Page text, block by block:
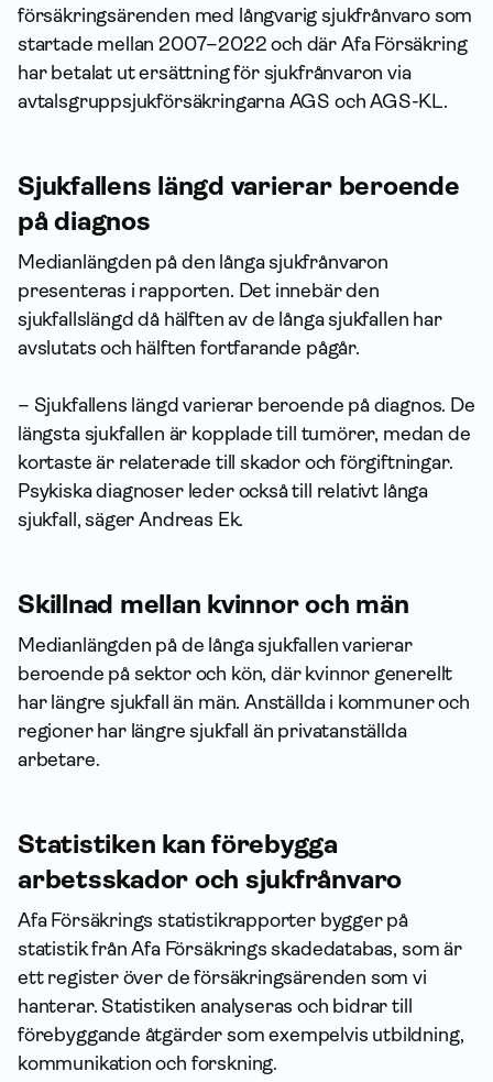
försäkringsärenden med långvarig sjukfrånvaro som
startade mellan 2007–2022 och där Afa Försäkring
har betalat ut ersättning för sjukfrånvaron via
avtalsgruppsjukförsäkringarna AGS och AGS-KL.
Sjukfallens längd varierar beroende
på diagnos
Medianlängden på den långa sjukfrånvaron
presenteras i rapporten. Det innebär den
sjukfallslängd då hälften av de långa sjukfallen har
avslutats och hälften fortfarande pågår.
– Sjukfallens längd varierar beroende på diagnos. De
längsta sjukfallen är kopplade till tumörer, medan de
kortaste är relaterade till skador och förgiftningar.
Psykiska diagnoser leder också till relativt långa
sjukfall, säger Andreas Ek.
Skillnad mellan kvinnor och män
Medianlängden på de långa sjukfallen varierar
beroende på sektor och kön, där kvinnor generellt
har längre sjukfall än män. Anställda i kommuner och
regioner har längre sjukfall än privatanställda
arbetare.
Statistiken kan förebygga
arbetsskador och sjukfrånvaro
Afa Försäkrings statistikrapporter bygger på
statistik från Afa Försäkrings skadedatabas, som är
ett register över de försäkringsärenden som vi
hanterar. Statistiken analyseras och bidrar till
förebyggande åtgärder som exempelvis utbildning,
kommunikation och forskning.